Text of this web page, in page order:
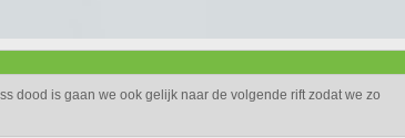
dood is gaan we ook gelijk naar de volgende rift zodat we zo